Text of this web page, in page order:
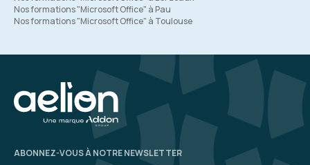
Nos formations "Microsoft Office" à Pau
Nos formations "Microsoft Office" à Toulouse
ABONNEZ-VOUS À NOTRE NEWSLETTER